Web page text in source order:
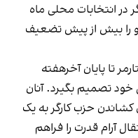
انتخابات محلی ماه
را بیش از پیش تضعیف
تا پایان آخرهفته
خود تصمیم بگیرد. آنان
کشاندن حزب کارگر به یک
آرام قدرت را فراهم